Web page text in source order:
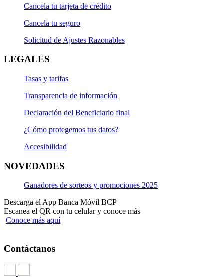
Cancela tu tarjeta de crédito
Cancela tu seguro
Solicitud de Ajustes Razonables
LEGALES
Tasas y tarifas
Transparencia de información
Declaración del Beneficiario final
¿Cómo protegemos tus datos?
Accesibilidad
NOVEDADES
Ganadores de sorteos y promociones 2025
Descarga el App Banca Móvil BCP
Escanea el QR con tu celular y conoce más
Conoce más aquí
Contáctanos